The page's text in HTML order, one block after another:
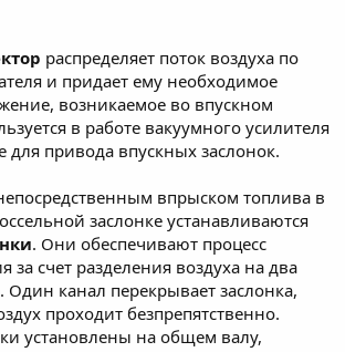
распределяет поток воздуха по
и придает ему необходимое
возникаемое во впускном
в работе вакуумного усилителя
для привода впускных заслонок.
впрыском топлива в
заслонке устанавливаются
. Они обеспечивают процесс
за счет разделения воздуха на два
Один канал перекрывает заслонка,
проходит безпрепятственно.
установлены на общем валу,